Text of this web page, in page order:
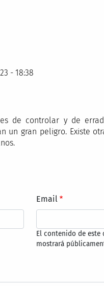
- 18:38
de controlar y de
un gran peligro. Existe
Email
El contenido de este
mostrará